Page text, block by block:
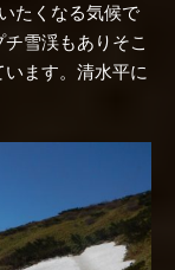
たくなる気候で
雪渓もありそこ
ます。清水平に